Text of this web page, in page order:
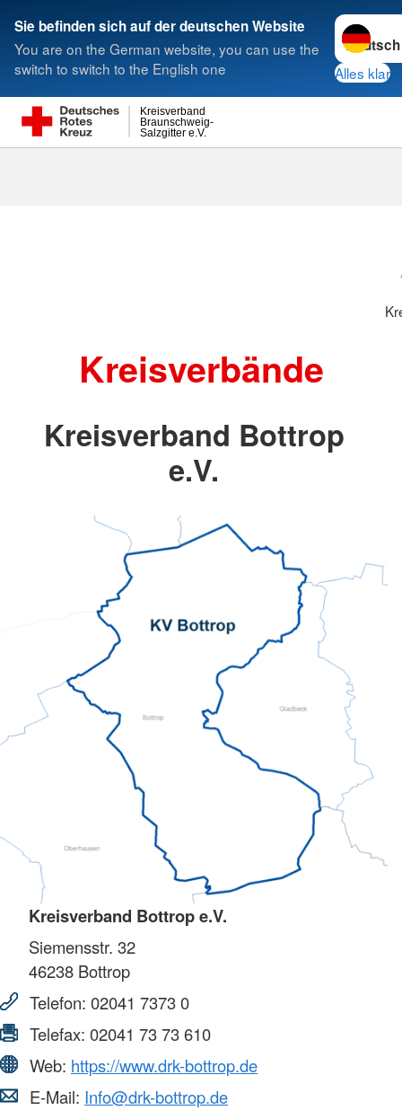
Sie befinden sich auf der deutschen Website
You are on the German website, you can use the
switch to switch to the English one
Sprache
Alles klar
Salzgitter e.V.
Braunschweig-
Kreisverband
Suche
Kreisverbände
Kreisverband Bottrop
e.V.
Kreisverband Bottrop e.V.
Siemensstr. 32
46238 Bottrop
Telefon: 02041 7373 0
Telefax: 02041 73 73 610
Web: https://www.drk-bottrop.de
E-Mail: Info@drk-bottrop.de